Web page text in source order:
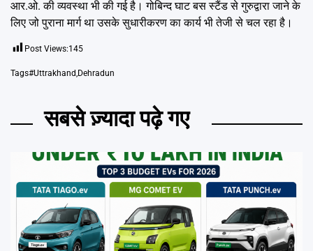
आर.ओ. की व्यवस्था भी की गई है। गोबिन्द घाट बस स्टैंड से गुरुद्वारा जाने के
लिए जो पुराना मार्ग था उसके सुधारीकरण का कार्य भी तेजी से चल रहा है।
Post Views:145
Tags#Uttrakhand Dehradun
सबसे ज़्यादा पढ़े गए